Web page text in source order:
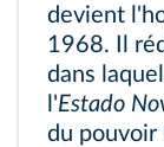
devient
1968. Il
dans
l'Estado
du pouvoir